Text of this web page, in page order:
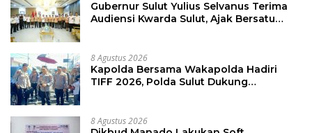
Gubernur Sulut Yulius Selvanus Terima
Audiensi Kwarda Sulut, Ajak Bersatu
8 Agustus 2026
Kapolda Bersama Wakapolda Hadiri
TIFF 2026, Polda Sulut Dukung
8 Agustus 2026